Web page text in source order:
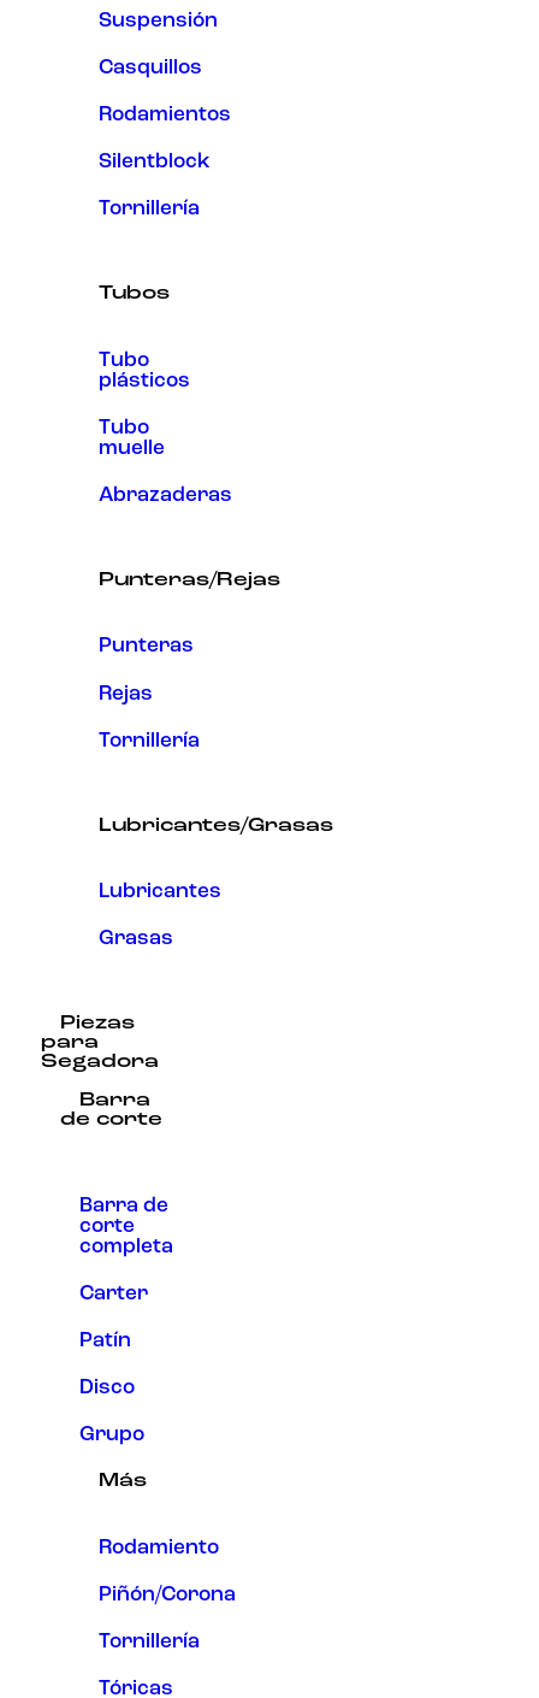
Suspensión
Casquillos
Rodamientos
Silentblock
Tornillería
Tubos
Tubo
plásticos
Tubo
muelle
Abrazaderas
Punteras/Rejas
Punteras
Rejas
Tornillería
Lubricantes/Grasas
Lubricantes
Grasas
Piezas
para
Segadora
Barra
de corte
Barra de
corte
completa
Carter
Patín
Disco
Grupo
Más
Rodamiento
Piñón/Corona
Tornillería
Tóricas